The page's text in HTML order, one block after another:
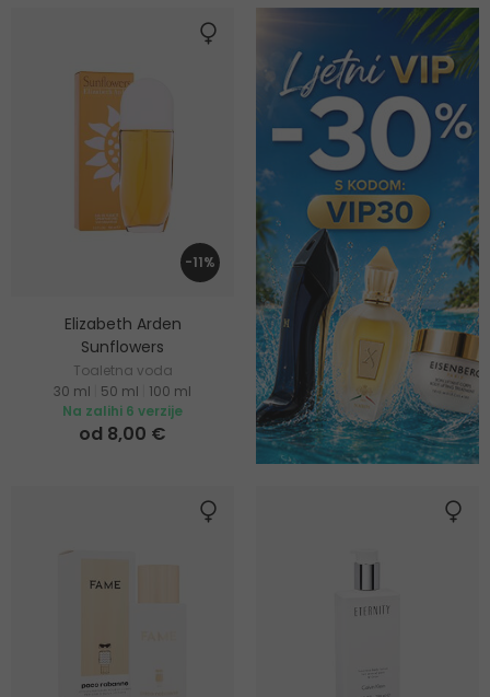
-11%
Elizabeth Arden
Sunflowers
Toaletna voda
30 ml
50 ml
100 ml
Na zalihi 6 verzije
od 8,00 €